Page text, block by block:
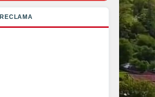
RECLAMA